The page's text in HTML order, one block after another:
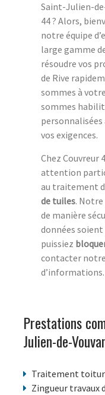
Saint-Julien-
44 ? Alors,
notre équipe
large gamme
résoudre vos
de Rive
sommes à
sommes
vos exigences.
Chez Couvreur
attention
au traitement
de tuiles.
de manière
données
puissiez
contacter
d’informations.
Prestations
Julien-de-
Traitement
Zingueur travaux